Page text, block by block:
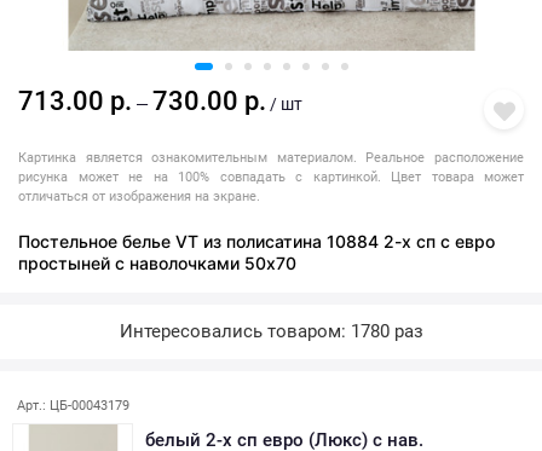
713.00 р. —730.00 р. / шт
Картинка является ознакомительным материалом. Реальное расположение
рисунка может не на 100% совпадать с картинкой. Цвет товара может
отличаться от изображения на экране.
Постельное белье VT из полисатина 10884 2-х сп с евро
простыней с наволочками 50х70
Интересовались товаром: 1780 раз
Арт.: ЦБ-00043179
белый 2-х сп евро (Люкс) с нав.